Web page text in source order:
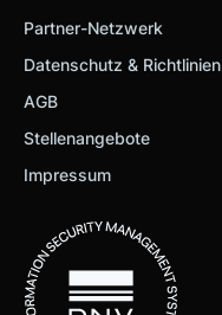
Partner-Netzwerk
Datenschutz & Richtlinien
AGB
Stellenangebote
Impressum